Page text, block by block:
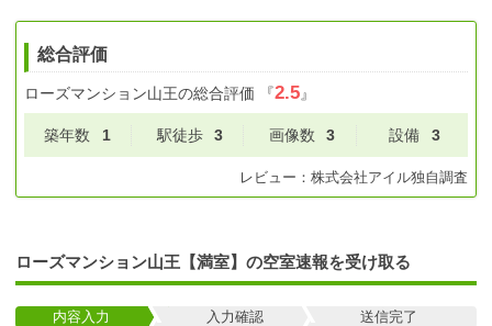
総合評価
ローズマンション山王の総合評価 『2.5』
築年数 1 駅徒歩 3 画像数 3 設備 3
レビュー： 株式会社アイル独自調査
ローズマンション山王【満室】の空室速報を受け取る
内容入力 入力確認 送信完了